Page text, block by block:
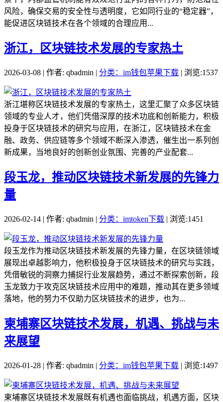
风险，确保交易的安全性与透明度，它如同行业的“稳定器”，
能促进区块链技术在各个领域的合理应用...
浙江，区块链技术发展的专家热土
2026-03-08 | 作者: qbadmin | 分类：im钱包苹果下载 | 浏览:1537
浙江堪称区块链技术发展的专家热土，这里汇聚了众多区块链
领域的专业人才，他们凭借深厚的技术功底和创新能力，积极
投身于区块链技术的研究与应用，在浙江，区块链技术在金
融、政务、供应链等多个领域不断深入渗透，催生出一系列创
新成果，当地良好的创新创业氛围、完善的产业配套...
段玉龙，推动区块链技术新发展的先锋力
量
2026-02-14 | 作者: qbadmin | 分类：imtoken下载 | 浏览:1451
段玉龙作为推动区块链技术新发展的先锋力量，在区块链领域
展现出卓越影响力，他积极投身于区块链技术的研究与实践，
凭借敏锐的洞察力捕捉行业发展趋势，通过不断探索创新，段
玉龙致力于攻克区块链技术应用中的难题，推动其在更多领域
落地，他的努力不仅助力区块链技术的进步，也为...
柬埔寨区块链技术发展，机遇、挑战与未
来展望
2026-01-28 | 作者: qbadmin | 分类：im钱包苹果下载 | 浏览:1497
柬埔寨区块链技术发展既有机遇也面临挑战，机遇方面，区块